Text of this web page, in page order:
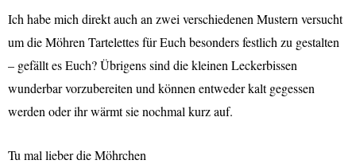
Ich habe mich direkt auch an zwei verschiedenen Mustern versucht
um die Möhren Tartelettes für Euch besonders festlich zu gestalten
– gefällt es Euch? Übrigens sind die kleinen Leckerbissen
wunderbar vorzubereiten und können entweder kalt gegessen
werden oder ihr wärmt sie nochmal kurz auf.
Tu mal lieber die Möhrchen